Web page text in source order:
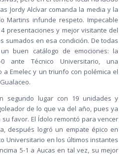
Jordy Alcívar comanda la media y la
Martins infunde respeto. Impecable
presentaciones y mejor visitante del
sumados en esa condición. De todas
buen catálogo de emociones: la
ante Técnico Universitario, una
a Emelec y un triunfo con polémica el
segundo lugar con 19 unidades y
de lo que va del año, pues ya
favor. El Ídolo remontó para vencer
después logró un empate épico en
Universitario en los últimos instantes
5-1 a Aucas en tal vez, su mejor